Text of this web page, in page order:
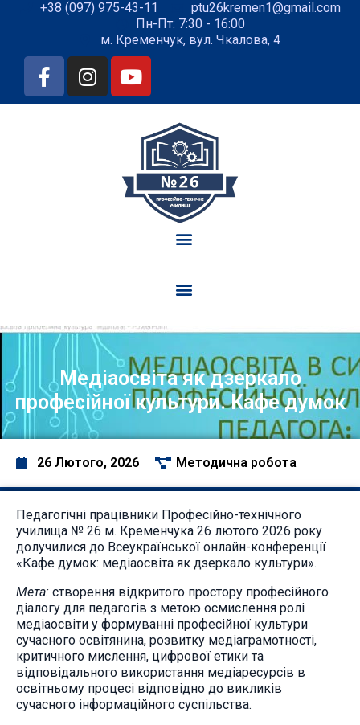
+38 (097) 975-43-11
ptu26kremen1@gmail.com
Пн-Пт: 7:30 - 16:00
м. Кременчук, вул. Чкалова, 4
Медіаосвіта як дзеркало
професійної культури. Кафе думок
26 Лютого, 2026 Методична робота
Педагогічні працівники Професійно-технічного
училища № 26 м. Кременчука 26 лютого 2026 року
долучилися до Всеукраїнської онлайн-конференції
«Кафе думок: медіаосвіта як дзеркало культури».
Мета: створення відкритого простору професійного
діалогу для педагогів з метою осмислення ролі
медіаосвіти у формуванні професійної культури
сучасного освітянина, розвитку медіаграмотності,
критичного мислення, цифрової етики та
відповідального використання медіаресурсів в
освітньому процесі відповідно до викликів
сучасного інформаційного суспільства.